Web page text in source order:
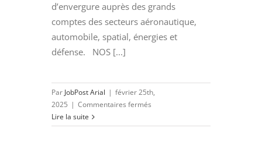
d’envergure auprès des grands
comptes des secteurs aéronautique,
automobile, spatial, énergies et
défense. NOS [...]
Par JobPost Arial | février 25th,
2025 | Commentaires fermés
CONCEPTION
Lire la suite